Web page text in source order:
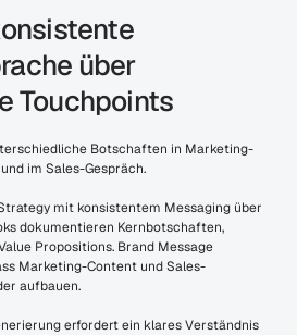
über
Touchpoints
Botschaften in Marketing-
im Sales-Gespräch.
mit konsistentem Messaging über
dokumentieren Kernbotschaften,
Propositions. Brand Message
Marketing-Content und Sales-
aufbauen.
erfordert ein klares Verständnis